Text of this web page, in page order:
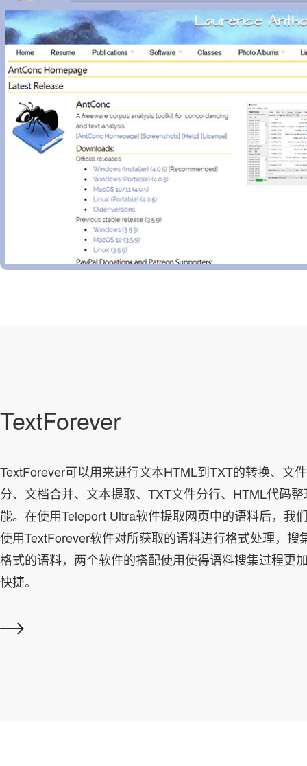
TextForever
TextForever可以用来进行文本HTML到TXT的转换、文
分、文档合并、文本提取、TXT文件分行、HTML代码
能。在使用Teleport Ultra软件提取网页中的语料后，我
使用TextForever软件对所获取的语料进行格式处理，搜
格式的语料，两个软件的搭配使用使得语料搜集过程更
快捷。